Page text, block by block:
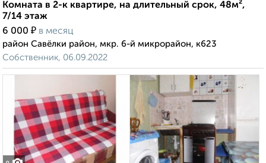
Комната в 2-к квартире, на длительный срок, 48м²,
7/14 этаж
6 000 ₽ в месяц
район Савёлки район, мкр. 6-й микрорайон, к623
Собственник, 06.09.2022